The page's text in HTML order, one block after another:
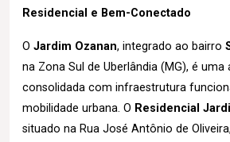
Residencial e Bem-Conectado
O Jardim Ozanan, integrado ao bairro
na Zona Sul de Uberlândia (MG), é uma
consolidada com infraestrutura
mobilidade urbana. O Residencial
situado na Rua José Antônio de